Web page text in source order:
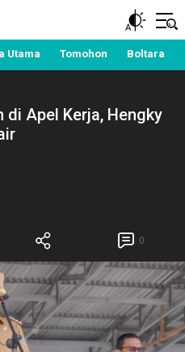
Kawanua, Politik,
dan Nasional
Utama Tomohon Boltara
di Apel Kerja, Hengky
0